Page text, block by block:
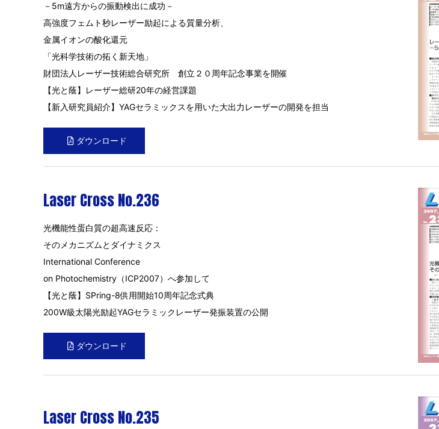
－5m遠方からの振動検出に成功－
高強度フェムト秒レーザー励起による質量分析、
金属イオンの酸化還元
「光科学技術の拓く新天地」
財団法人レーザー技術総合研究所 創立２０周年記念事業を開催
【光と蔭】レーザー総研20年の経営課題
【新入研究員紹介】YAGセラミックスを用いた大出力レーザーの開発を担当
ダウンロード
Laser Cross No.236
光機能性蛋白質の超高速反応：
そのメカニズムとダイナミクス
International Conference
on Photochemistry（ICP2007）へ参加して
【光と蔭】SPring-8供用開始10周年記念式典
200W級太陽光励起YAGセラミックレーザー発振装置の公開
ダウンロード
Laser Cross No.235